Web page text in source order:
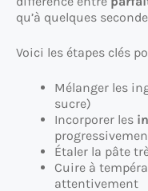
qu’à quelques
Voici les étapes clés
Mélanger les
sucre)
Incorporer les
Étaler la pâte
Cuire à
attentivement